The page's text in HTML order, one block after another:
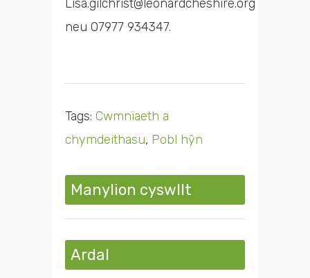
Lisa.gilchrist@leonardcheshire.org
neu 07977 934347.
Tags: Cwmnïaeth a
chymdeithasu, Pobl hŷn
Manylion cyswllt
Ardal